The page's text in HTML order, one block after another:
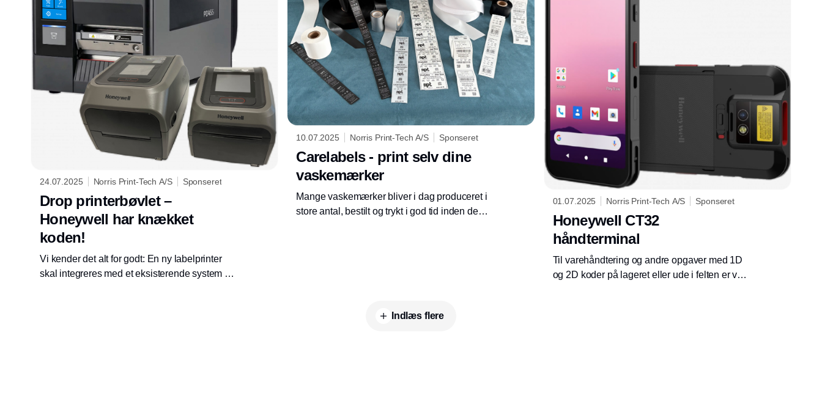
24.07.2025 Norris Print-Tech A/S Sponseret
Drop printerbøvlet –
Honeywell har knækket
koden!
Vi kender det alt for godt: En ny labelprinter
skal integreres med et eksisterende system –
10.07.2025 Norris Print-Tech A/S Sponseret
Carelabels - print selv dine
vaskemærker
Mange vaskemærker bliver i dag produceret i
store antal, bestilt og trykt i god tid inden de
01.07.2025 Norris Print-Tech A/S Sponseret
Honeywell CT32
håndterminal
Til varehåndtering og andre opgaver med 1D
og 2D koder på lageret eller ude i felten er vi
Indlæs flere